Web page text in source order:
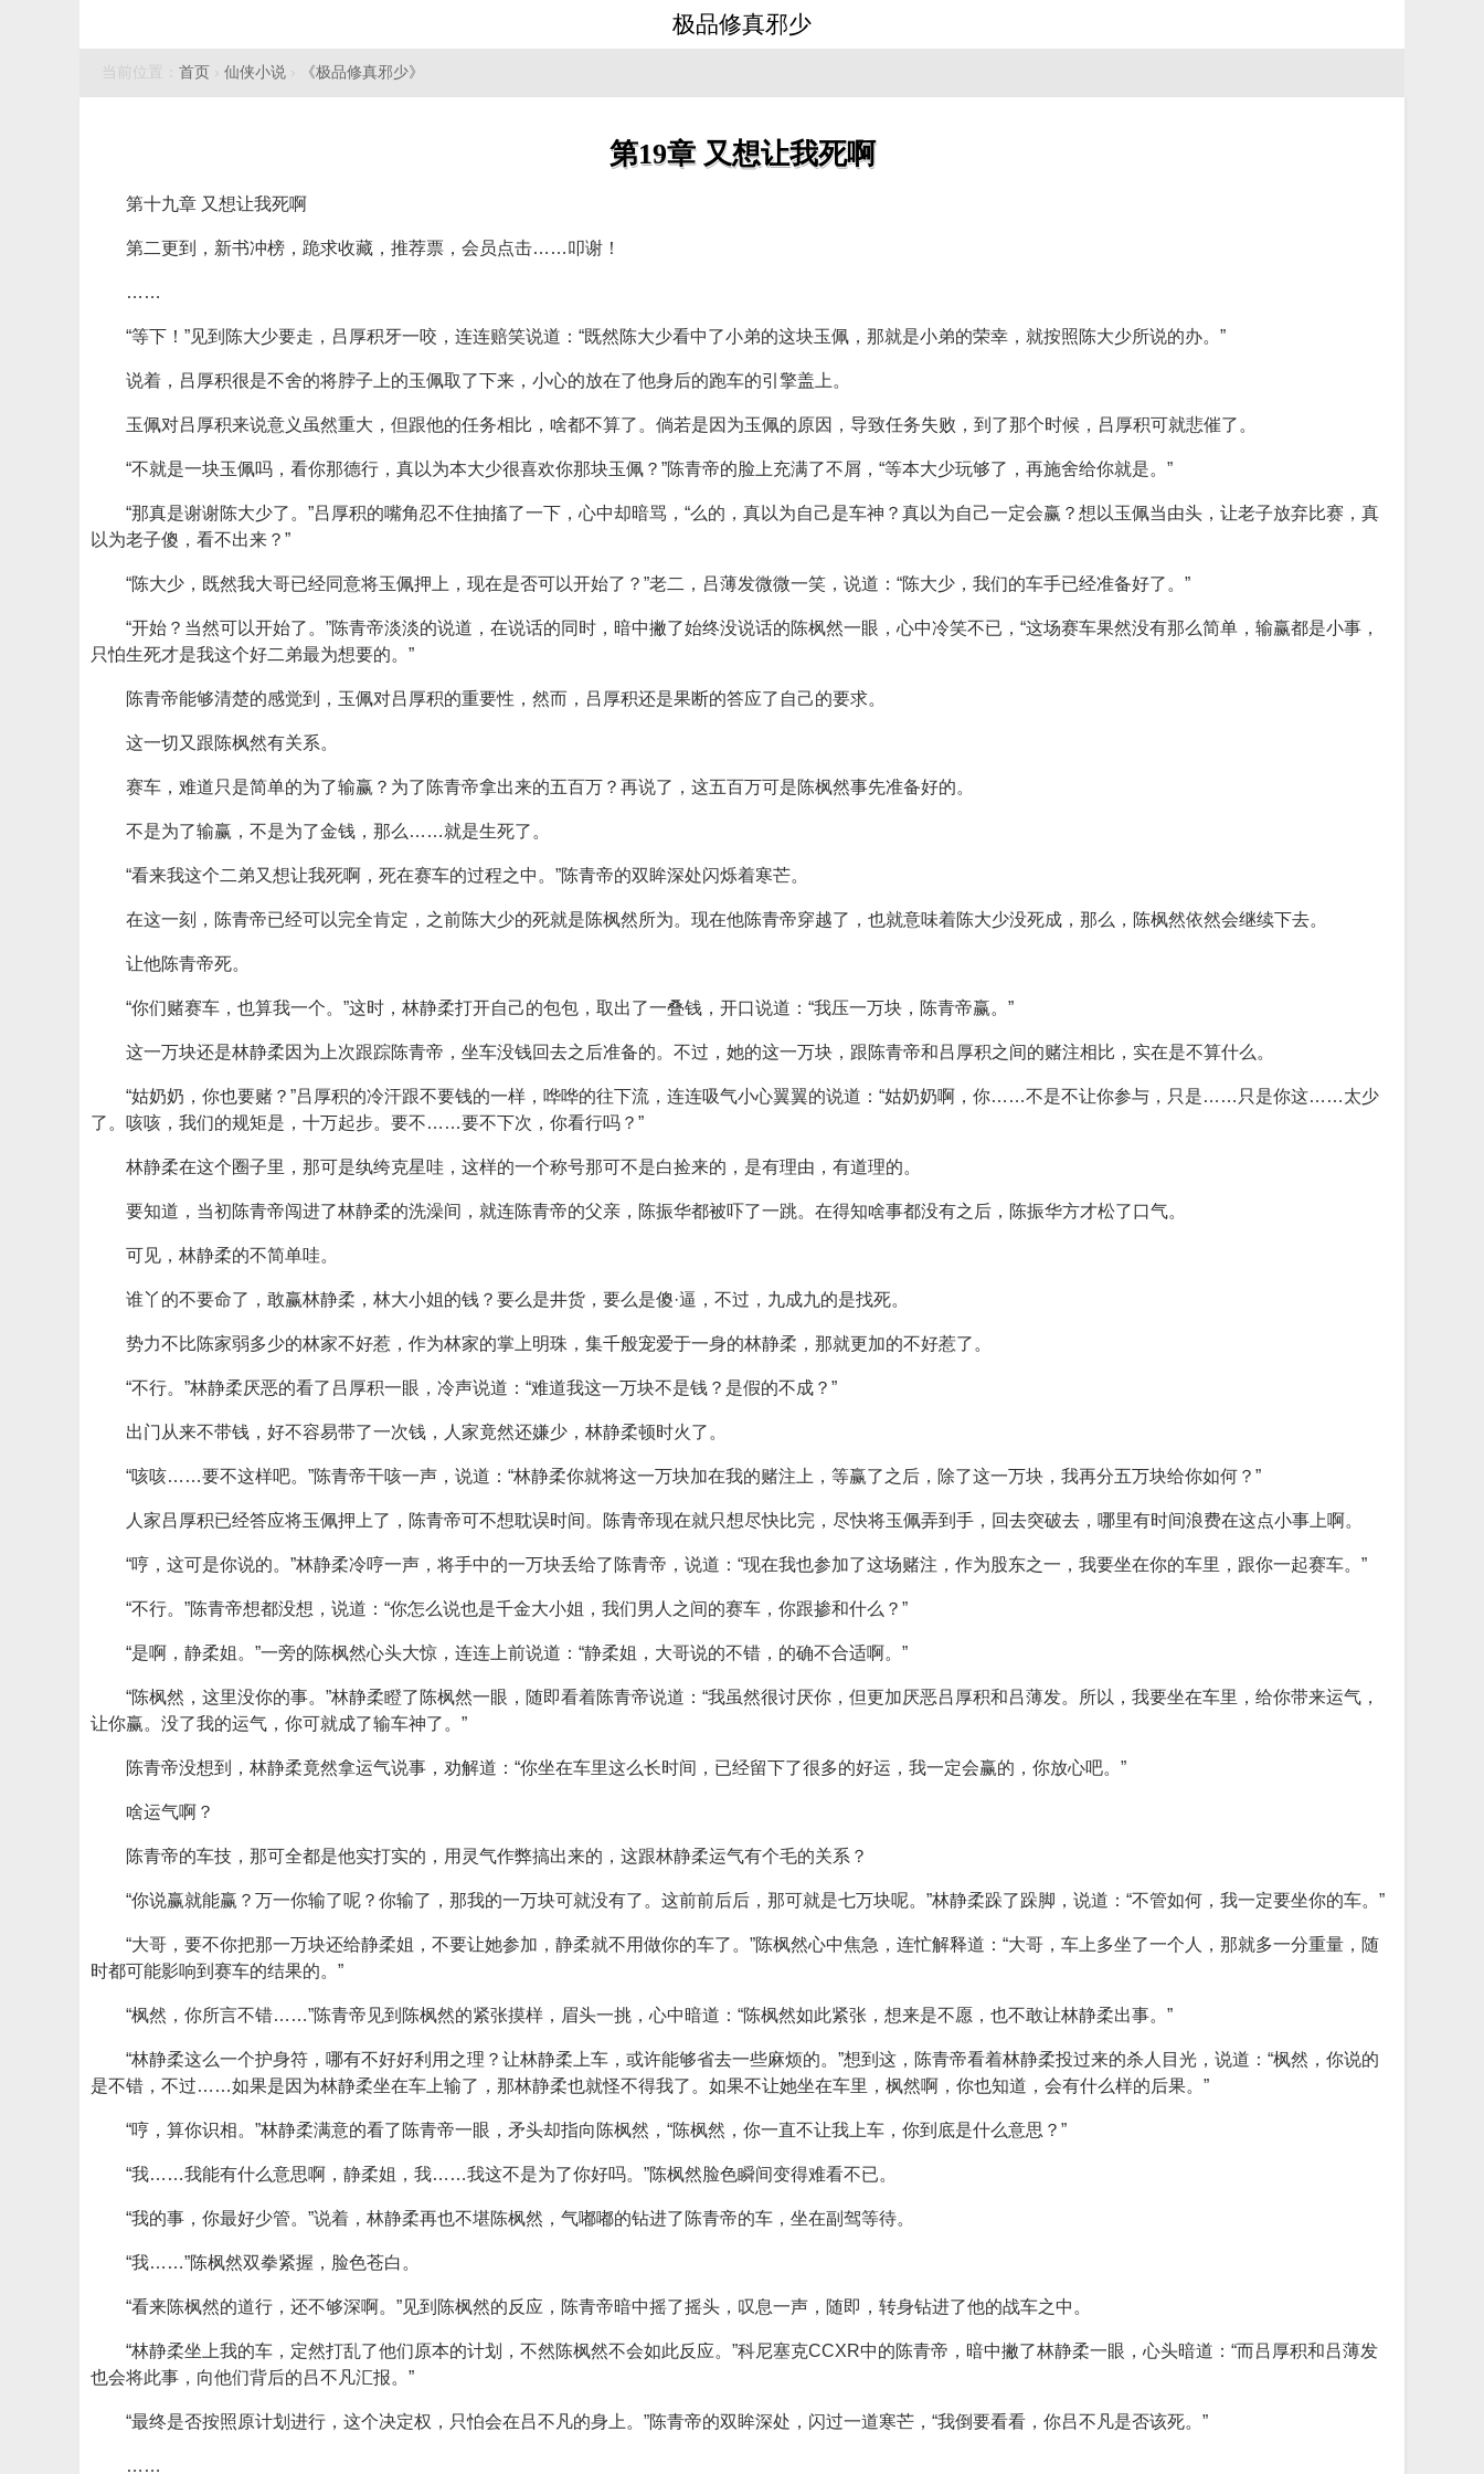
极品修真邪少
当前位置： 首页 › 仙侠小说 › 《极品修真邪少》
第19章 又想让我死啊
第十九章 又想让我死啊
第二更到，新书冲榜，跪求收藏，推荐票，会员点击……叩谢！
……
“等下！”见到陈大少要走，吕厚积牙一咬，连连赔笑说道：“既然陈大少看中了小弟的这块玉佩，那就是小弟的荣幸，就按照陈大少所说的办。”
说着，吕厚积很是不舍的将脖子上的玉佩取了下来，小心的放在了他身后的跑车的引擎盖上。
玉佩对吕厚积来说意义虽然重大，但跟他的任务相比，啥都不算了。倘若是因为玉佩的原因，导致任务失败，到了那个时候，吕厚积可就悲催了。
“不就是一块玉佩吗，看你那德行，真以为本大少很喜欢你那块玉佩？”陈青帝的脸上充满了不屑，“等本大少玩够了，再施舍给你就是。”
“那真是谢谢陈大少了。”吕厚积的嘴角忍不住抽搐了一下，心中却暗骂，“么的，真以为自己是车神？真以为自己一定会赢？想以玉佩当由头，让老子放弃比赛，真
以为老子傻，看不出来？”
“陈大少，既然我大哥已经同意将玉佩押上，现在是否可以开始了？”老二，吕薄发微微一笑，说道：“陈大少，我们的车手已经准备好了。”
“开始？当然可以开始了。”陈青帝淡淡的说道，在说话的同时，暗中撇了始终没说话的陈枫然一眼，心中冷笑不已，“这场赛车果然没有那么简单，输赢都是小事，
只怕生死才是我这个好二弟最为想要的。”
陈青帝能够清楚的感觉到，玉佩对吕厚积的重要性，然而，吕厚积还是果断的答应了自己的要求。
这一切又跟陈枫然有关系。
赛车，难道只是简单的为了输赢？为了陈青帝拿出来的五百万？再说了，这五百万可是陈枫然事先准备好的。
不是为了输赢，不是为了金钱，那么……就是生死了。
“看来我这个二弟又想让我死啊，死在赛车的过程之中。”陈青帝的双眸深处闪烁着寒芒。
在这一刻，陈青帝已经可以完全肯定，之前陈大少的死就是陈枫然所为。现在他陈青帝穿越了，也就意味着陈大少没死成，那么，陈枫然依然会继续下去。
让他陈青帝死。
“你们赌赛车，也算我一个。”这时，林静柔打开自己的包包，取出了一叠钱，开口说道：“我压一万块，陈青帝赢。”
这一万块还是林静柔因为上次跟踪陈青帝，坐车没钱回去之后准备的。不过，她的这一万块，跟陈青帝和吕厚积之间的赌注相比，实在是不算什么。
“姑奶奶，你也要赌？”吕厚积的冷汗跟不要钱的一样，哗哗的往下流，连连吸气小心翼翼的说道：“姑奶奶啊，你……不是不让你参与，只是……只是你这……太少
了。咳咳，我们的规矩是，十万起步。要不……要不下次，你看行吗？”
林静柔在这个圈子里，那可是纨绔克星哇，这样的一个称号那可不是白捡来的，是有理由，有道理的。
要知道，当初陈青帝闯进了林静柔的洗澡间，就连陈青帝的父亲，陈振华都被吓了一跳。在得知啥事都没有之后，陈振华方才松了口气。
可见，林静柔的不简单哇。
谁丫的不要命了，敢赢林静柔，林大小姐的钱？要么是井货，要么是傻·逼，不过，九成九的是找死。
势力不比陈家弱多少的林家不好惹，作为林家的掌上明珠，集千般宠爱于一身的林静柔，那就更加的不好惹了。
“不行。”林静柔厌恶的看了吕厚积一眼，冷声说道：“难道我这一万块不是钱？是假的不成？”
出门从来不带钱，好不容易带了一次钱，人家竟然还嫌少，林静柔顿时火了。
“咳咳……要不这样吧。”陈青帝干咳一声，说道：“林静柔你就将这一万块加在我的赌注上，等赢了之后，除了这一万块，我再分五万块给你如何？”
人家吕厚积已经答应将玉佩押上了，陈青帝可不想耽误时间。陈青帝现在就只想尽快比完，尽快将玉佩弄到手，回去突破去，哪里有时间浪费在这点小事上啊。
“哼，这可是你说的。”林静柔冷哼一声，将手中的一万块丢给了陈青帝，说道：“现在我也参加了这场赌注，作为股东之一，我要坐在你的车里，跟你一起赛车。”
“不行。”陈青帝想都没想，说道：“你怎么说也是千金大小姐，我们男人之间的赛车，你跟掺和什么？”
“是啊，静柔姐。”一旁的陈枫然心头大惊，连连上前说道：“静柔姐，大哥说的不错，的确不合适啊。”
“陈枫然，这里没你的事。”林静柔瞪了陈枫然一眼，随即看着陈青帝说道：“我虽然很讨厌你，但更加厌恶吕厚积和吕薄发。所以，我要坐在车里，给你带来运气，
让你赢。没了我的运气，你可就成了输车神了。”
陈青帝没想到，林静柔竟然拿运气说事，劝解道：“你坐在车里这么长时间，已经留下了很多的好运，我一定会赢的，你放心吧。”
啥运气啊？
陈青帝的车技，那可全都是他实打实的，用灵气作弊搞出来的，这跟林静柔运气有个毛的关系？
“你说赢就能赢？万一你输了呢？你输了，那我的一万块可就没有了。这前前后后，那可就是七万块呢。”林静柔跺了跺脚，说道：“不管如何，我一定要坐你的车。”
“大哥，要不你把那一万块还给静柔姐，不要让她参加，静柔就不用做你的车了。”陈枫然心中焦急，连忙解释道：“大哥，车上多坐了一个人，那就多一分重量，随
时都可能影响到赛车的结果的。”
“枫然，你所言不错……”陈青帝见到陈枫然的紧张摸样，眉头一挑，心中暗道：“陈枫然如此紧张，想来是不愿，也不敢让林静柔出事。”
“林静柔这么一个护身符，哪有不好好利用之理？让林静柔上车，或许能够省去一些麻烦的。”想到这，陈青帝看着林静柔投过来的杀人目光，说道：“枫然，你说的
是不错，不过……如果是因为林静柔坐在车上输了，那林静柔也就怪不得我了。如果不让她坐在车里，枫然啊，你也知道，会有什么样的后果。”
“哼，算你识相。”林静柔满意的看了陈青帝一眼，矛头却指向陈枫然，“陈枫然，你一直不让我上车，你到底是什么意思？”
“我……我能有什么意思啊，静柔姐，我……我这不是为了你好吗。”陈枫然脸色瞬间变得难看不已。
“我的事，你最好少管。”说着，林静柔再也不堪陈枫然，气嘟嘟的钻进了陈青帝的车，坐在副驾等待。
“我……”陈枫然双拳紧握，脸色苍白。
“看来陈枫然的道行，还不够深啊。”见到陈枫然的反应，陈青帝暗中摇了摇头，叹息一声，随即，转身钻进了他的战车之中。
“林静柔坐上我的车，定然打乱了他们原本的计划，不然陈枫然不会如此反应。”科尼塞克CCXR中的陈青帝，暗中撇了林静柔一眼，心头暗道：“而吕厚积和吕薄发
也会将此事，向他们背后的吕不凡汇报。”
“最终是否按照原计划进行，这个决定权，只怕会在吕不凡的身上。”陈青帝的双眸深处，闪过一道寒芒，“我倒要看看，你吕不凡是否该死。”
……